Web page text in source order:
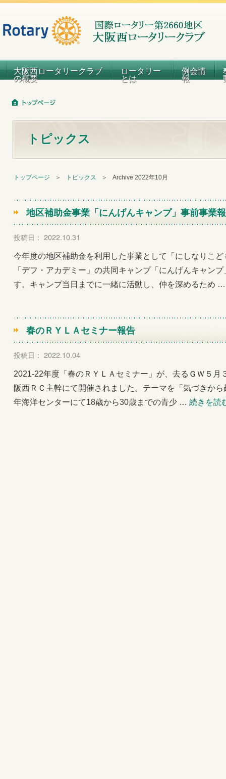
大阪西ロータリークラブ
の概要
ロータリー
とは
例会情
報
トピックス
トップページ ＞ トピックス ＞ Archive 2022年10月
地区補助金事業「にんげんキャンプ」事前事業
投稿日： 2022.10.31
今年度の地区補助金を利用した事業として「にしなりこ
「デフ・アカデミー」の共同キャンプ「にんげんキャン
す。キャンプ当日までに一緒に活動し、仲を深めるため
春のＲＹＬＡセミナー報告
投稿日： 2022.10.04
2021-22年度「春のＲＹＬＡセミナー」が、去るＧＷ５月
阪西ＲＣ主幹にて開催されました。テーマを「気づきか
年海洋センターにて18歳から30歳までの青少 … 続きを読